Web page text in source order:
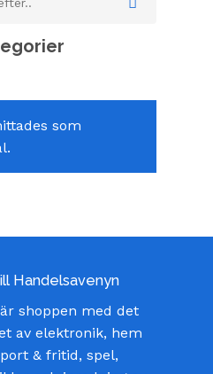
som
Handelsavenyn
shoppen med det
av elektronik, hem
& fritid, spel,